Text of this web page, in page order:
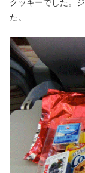
クッキーでした。
た。